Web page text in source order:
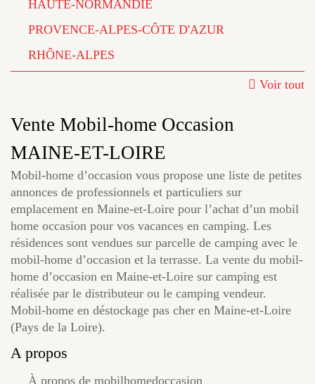
HAUTE-NORMANDIE
PROVENCE-ALPES-CÔTE D'AZUR
RHÔNE-ALPES
Voir tout
Vente Mobil-home Occasion
MAINE-ET-LOIRE
Mobil-home d’occasion vous propose une liste de petites
annonces de professionnels et particuliers sur
emplacement en Maine-et-Loire pour l’achat d’un mobil
home occasion pour vos vacances en camping. Les
résidences sont vendues sur parcelle de camping avec le
mobil-home d’occasion et la terrasse. La vente du mobil-
home d’occasion en Maine-et-Loire sur camping est
réalisée par le distributeur ou le camping vendeur.
Mobil-home en déstockage pas cher en Maine-et-Loire
(Pays de la Loire).
A propos
À propos de mobilhomedoccasion